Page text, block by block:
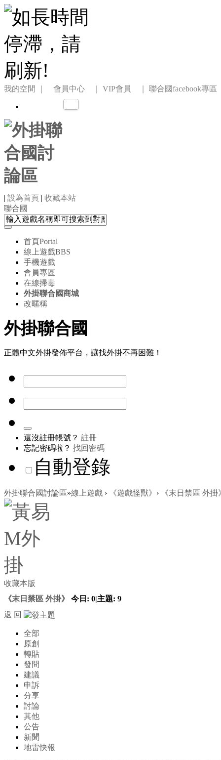
我的空間 ｜ 會員中心 ｜ VIP會員 ｜ 聯合國facebook專區
| 設為首頁 | 收藏本站
聯合國
首頁Portal
線上遊戲BBS
手機遊戲
會員專區
在線掃毒
外掛聯合國商城
改暱稱
外掛聯合國
正體中文外掛發佈平台，讓找外掛不再困難！
還沒註冊帳號？ 註冊
忘記密碼啦？ 找回密碼
自動登錄
外掛聯合國討論區»線上遊戲 › 《遊戲怪獸》 › 《末日禁區 外掛
收藏本版
《末日禁區 外掛》
今日: 0|主題: 9
返 回
全部
原創
轉貼
發問
建議
申訴
分享
討論
其他
公告
新聞
地雷快報